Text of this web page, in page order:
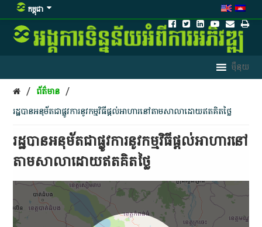
កម្ពុជា
/ ព័ត៌មាន /
រដ្ឋបានអនុម័តជាផ្លូវការនូវកម្មវិធីផ្តល់អាហារនៅតាមសាលាដោយឥតគិតថ្លៃ
រដ្ឋបានអនុម័តជាផ្លូវការនូវកម្មវិធីផ្តល់អាហារនៅ
តាមសាលាដោយឥតគិតថ្លៃ